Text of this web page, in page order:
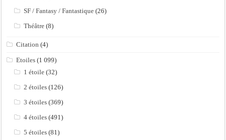
SF / Fantasy / Fantastique (26)
Théâtre (8)
Citation (4)
Etoiles (1 099)
1 étoile (32)
2 étoiles (126)
3 étoiles (369)
4 étoiles (491)
5 étoiles (81)